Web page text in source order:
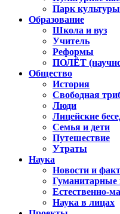
Парк
Образование
Школа и вуз
Учитель
Реформы
ПОЛЁТ
Общество
История
Свободная
Люди
Лицейские
Семья и дети
Путешествие
Утраты
Наука
Новости и
Гуманитарные
Естественно-
Наука в лицах